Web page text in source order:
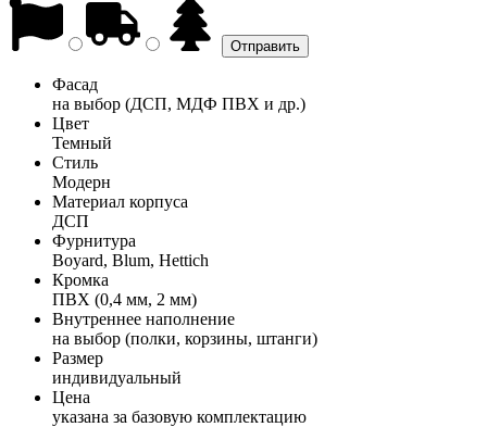
Фасад
на выбор (ДСП, МДФ ПВХ и др.)
Цвет
Темный
Стиль
Модерн
Материал корпуса
ДСП
Фурнитура
Boyard, Blum, Hettich
Кромка
ПВХ (0,4 мм, 2 мм)
Внутреннее наполнение
на выбор (полки, корзины, штанги)
Размер
индивидуальный
Цена
указана за базовую комплектацию